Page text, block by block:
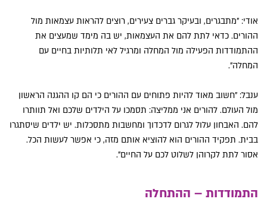
אודי: "מתבגרים, ובעיקר גברים צעירים, רוצים להראות עצמאות מול
ההורים. כדאי לתת להם את העצמאות, יש בה מימד שמעצים את
ההתמודדות הפעילה מול המחלה ומרגיל לאי תלותיות בחיים עם
המחלה".
ענבל: "חשוב מאוד להיות פתוחים עם ההורים כי הם קו ההגנה הראשון
מול העולם. להורים אני ממליצה: תסמכו על הילדים שלכם ואל תוותרו
להם. האבחון עלול לגרום לדכדוך ומחשבות מתסכלות. יש ילדים שיסתגרו
בבית. תפקיד ההורים הוא להוציא אותם מזה, כי אפשר לעשות הכל.
אסור לתת לקרוהן לשלוט לכם על החיים".
התמודדות – ההתחלה